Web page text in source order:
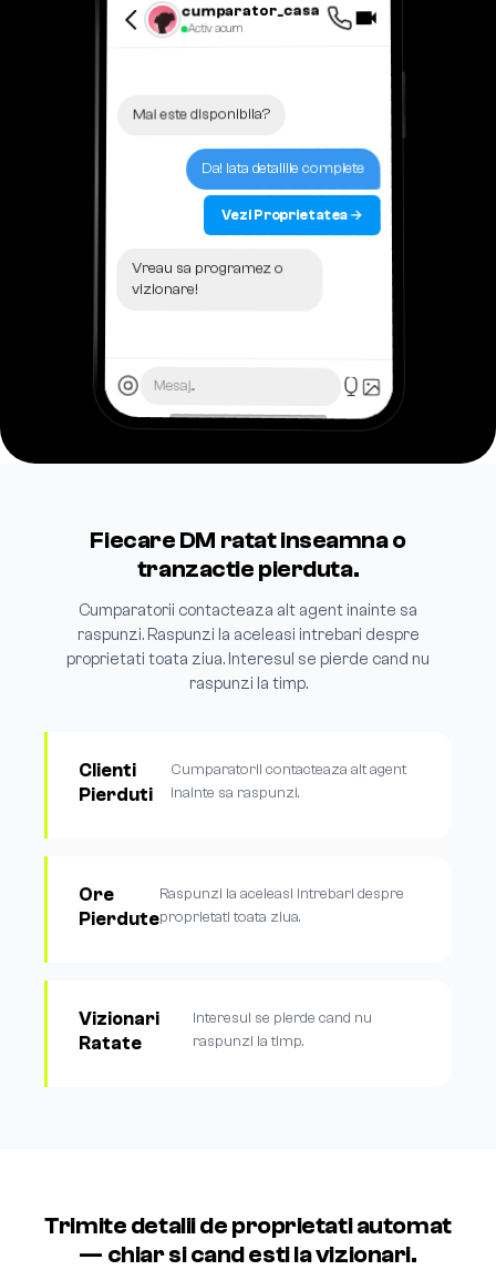
cumparator_casa
Activ acum
Mai este disponibila?
Da! Iata detaliile complete
Vezi Proprietatea →
Vreau sa programez o
vizionare!
Mesaj...
Fiecare DM ratat inseamna o
tranzactie pierduta.
Cumparatorii contacteaza alt agent inainte sa
raspunzi. Raspunzi la aceleasi intrebari despre
proprietati toata ziua. Interesul se pierde cand nu
raspunzi la timp.
Clienti
Pierduti
Cumparatorii contacteaza alt agent
inainte sa raspunzi.
Ore
Pierdute
Raspunzi la aceleasi intrebari despre
proprietati toata ziua.
Vizionari
Ratate
Interesul se pierde cand nu
raspunzi la timp.
Trimite detalii de proprietati automat
— chiar si cand esti la vizionari.